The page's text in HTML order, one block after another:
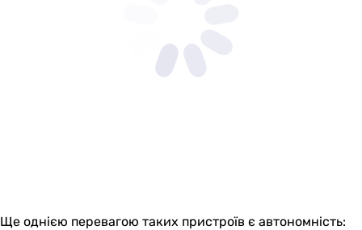
Ще однією перевагою таких пристроїв є автономність: